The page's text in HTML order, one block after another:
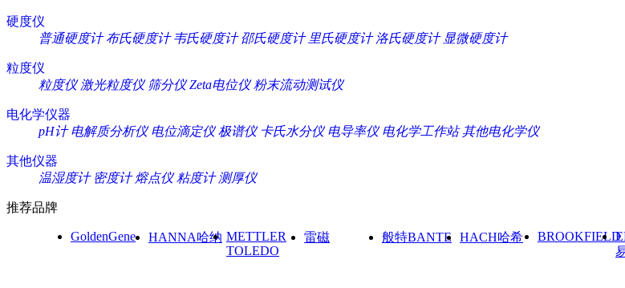
硬度仪
普通硬度计 布氏硬度计 韦氏硬度计 邵氏硬度计 里氏硬度计 洛氏硬度计 显微硬度计
粒度仪
粒度仪 激光粒度仪 筛分仪 Zeta电位仪 粉末流动测试仪
电化学仪器
pH计 电解质分析仪 电位滴定仪 极谱仪 卡氏水分仪 电导率仪 电化学工作站 其他电化学仪
其他仪器
温湿度计 密度计 熔点仪 粘度计 测厚仪
推荐品牌
GoldenGene HANNA哈纳 METTLER
TOLEDO
雷磁 般特BANTE HACH哈希 BROOKFIELD